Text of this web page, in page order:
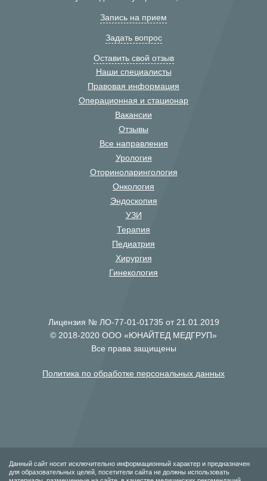
Запись на прием
Задать вопрос
Оставить свой отзыв
Наши специалисты
Правовая информация
Операционная и стационар
Вакансии
Отзывы
Все направления
Урология
Оториноларингология
Онкология
Эндоскопия
УЗИ
Терапия
Педиатрия
Хирургия
Гинекология
Лицензия № ЛО-77-01-01735 от 21.01.2019
© 2018-2020 ООО «ЮНАЙТЕД МЕДГРУП»
Все права защищены
Политика по обработке персональных данных
Данный сайт носит исключительно информационный характер и предназначен
для образовательных целей, посетители сайта не должны использовать